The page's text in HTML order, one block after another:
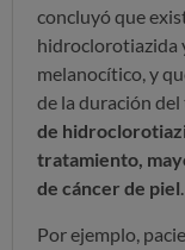
concluyó que
hidroclorotiazida
melanocítico, y
de la duración
de
tratamiento,
de cáncer de piel.
Por ejemplo,